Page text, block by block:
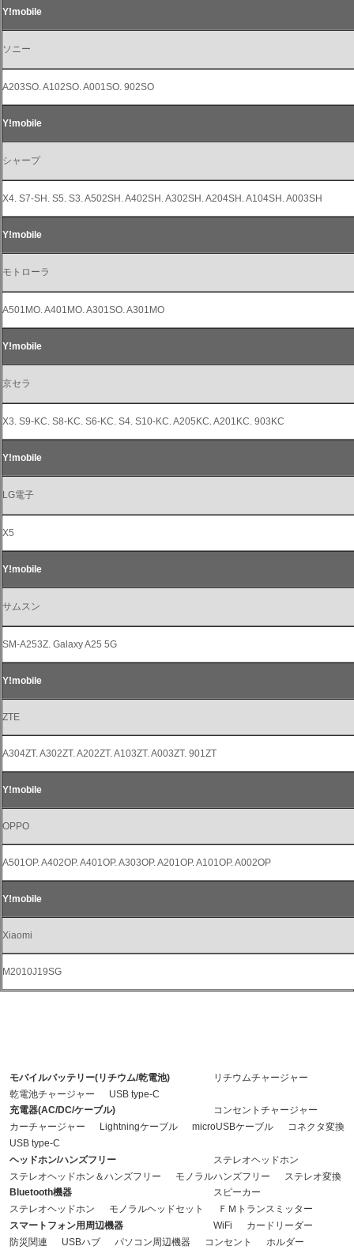
Y!mobile
ソニー
A203SO. A102SO. A001SO. 902SO
Y!mobile
シャープ
X4. S7-SH. S5. S3. A502SH. A402SH. A302SH. A204SH. A104SH. A003SH
Y!mobile
モトローラ
A501MO. A401MO. A301SO. A301MO
Y!mobile
京セラ
X3. S9-KC. S8-KC. S6-KC. S4. S10-KC. A205KC. A201KC. 903KC
Y!mobile
LG電子
X5
Y!mobile
サムスン
SM-A253Z. Galaxy A25 5G
Y!mobile
ZTE
A304ZT. A302ZT. A202ZT. A103ZT. A003ZT. 901ZT
Y!mobile
OPPO
A501OP. A402OP. A401OP. A303OP. A201OP. A101OP. A002OP
Y!mobile
Xiaomi
M2010J19SG
モバイルバッテリー(リチウム/乾電池)
リチウムチャージャー
乾電池チャージャー
USB type-C
充電器(AC/DC/ケーブル)
コンセントチャージャー
カーチャージャー
Lightningケーブル microUSBケーブル
コネクタ変換
USB type-C
ヘッドホン/ハンズフリー
ステレオヘッドホン
ステレオヘッドホン＆ハンズフリー
モノラルハンズフリー
ステレオ変換
Bluetooth機器
スピーカー
ステレオヘッドホン
モノラルヘッドセット
ＦＭトランスミッター
スマートフォン用周辺機器
WiFi
カードリーダー
防災関連
USBハブ パソコン周辺機器 コンセント ホルダー